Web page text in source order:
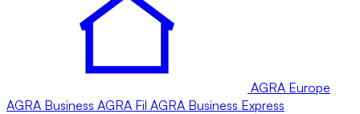
AGRA Europe
AGRA Business AGRA Fil AGRA Business Express